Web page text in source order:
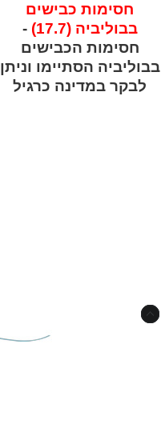
חסימות כבישים
בבוליביה (17.7)
-
חסימות הכבישים
בבוליביה הסתיימו וניתן
לבקר במדינה כרגיל